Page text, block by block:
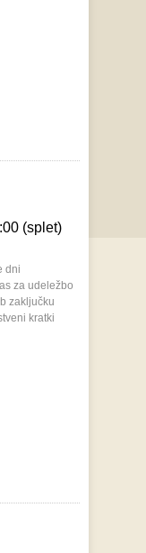
(splet)
dni
za udeležbo
zaključku
kratki